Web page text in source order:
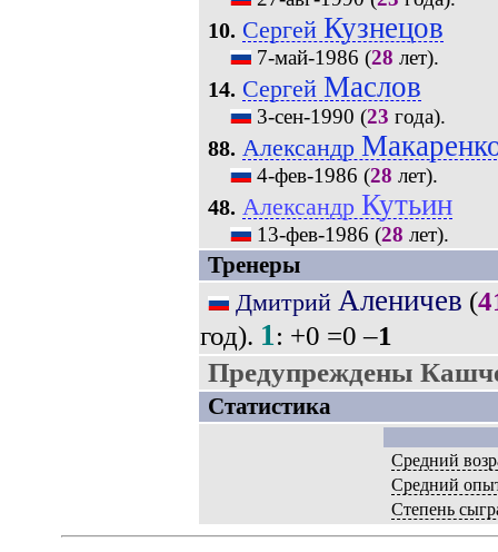
10. Сергей Кузнецов
7-май-1986 (28 лет).
14. Сергей Маслов
3-сен-1990 (23 года).
88. Александр
4-фев-1986 (28 лет).
48. Александр Кутьин
13-фев-1986 (28 лет).
Тренеры
Дмитрий Аленичев (
год). 1: +0 =0 –1
Предупреждены
Статистика
Средний
Средний
Степень